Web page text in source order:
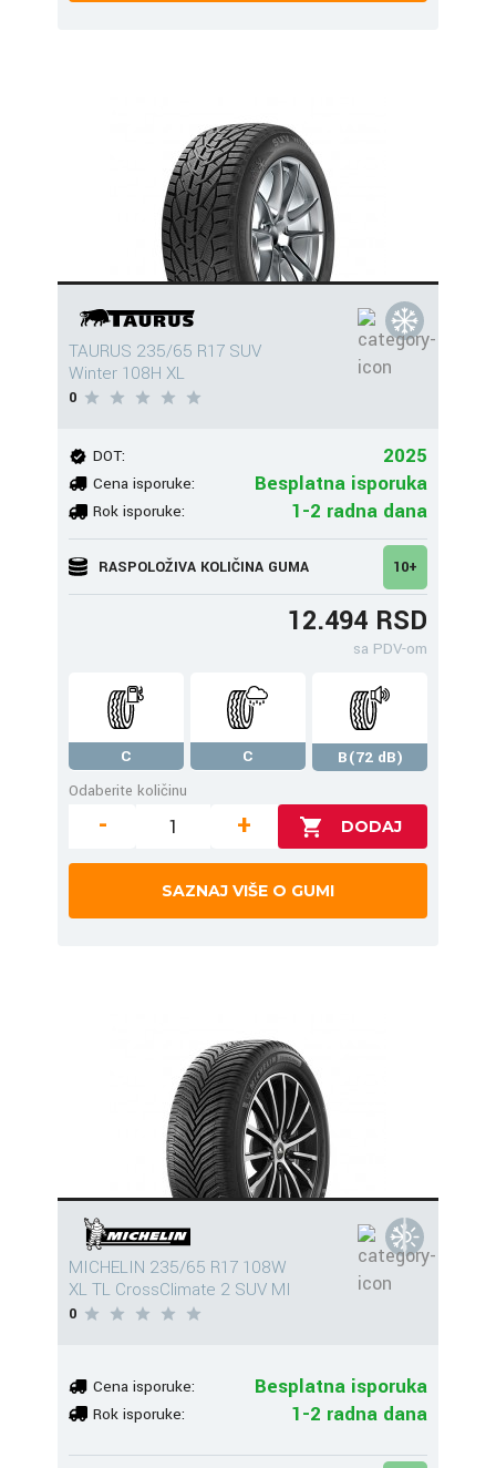
TAURUS 235/65 R17 SUV
Winter 108H XL
0
DOT: 2025
Cena isporuke: Besplatna isporuka
Rok isporuke: 1-2 radna dana
RASPOLOŽIVA KOLIČINA GUMA 10+
12.494 RSD
sa PDV-om
C C
B(72 dB)
Odaberite količinu
- +
SAZNAJ VIŠE O GUMI
MICHELIN 235/65 R17 108W
XL TL CrossClimate 2 SUV MI
0
Cena isporuke: Besplatna isporuka
Rok isporuke: 1-2 radna dana